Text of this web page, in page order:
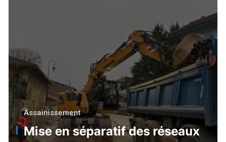
Assainissement
Mise en séparatif des réseaux